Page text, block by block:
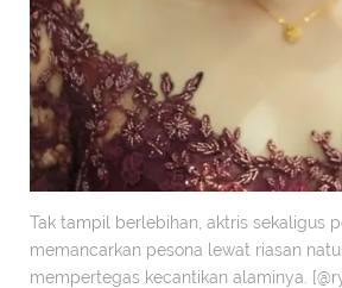
Tak tampil berlebihan, aktris sekaligus
memancarkan pesona lewat riasan
mempertegas kecantikan alaminya.